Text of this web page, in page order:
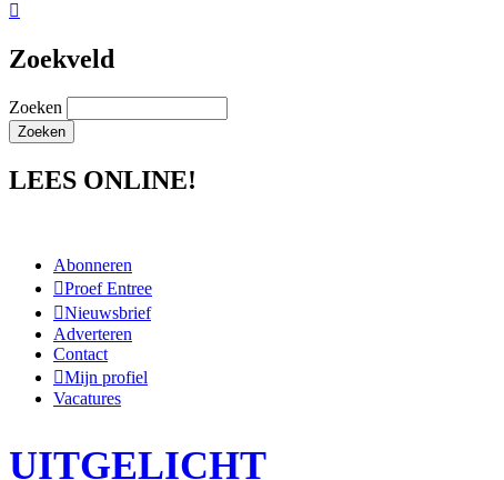

Zoekveld
Zoeken
LEES ONLINE!
Abonneren
Proef Entree
Nieuwsbrief
Adverteren
Contact
Mijn profiel
Vacatures
UITGELICHT